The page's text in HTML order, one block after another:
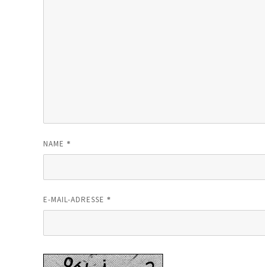
NAME *
E-MAIL-ADRESSE *